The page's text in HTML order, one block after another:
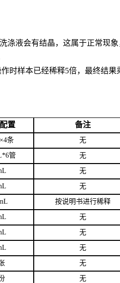
液会有结晶，这属于正常现象
时样本已经稀释5倍，最终结果
置 备注
条 无
管 无
无
无
按说明书进行稀释
无
无
无
无
无